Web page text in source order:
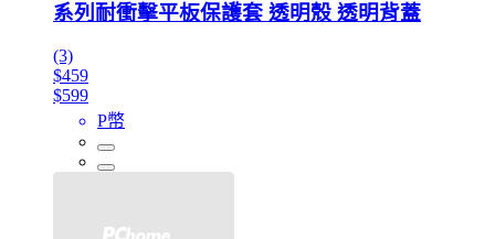
系列耐衝擊平板保護套 透明殼 透明背蓋
(3)
$459
$599
P幣